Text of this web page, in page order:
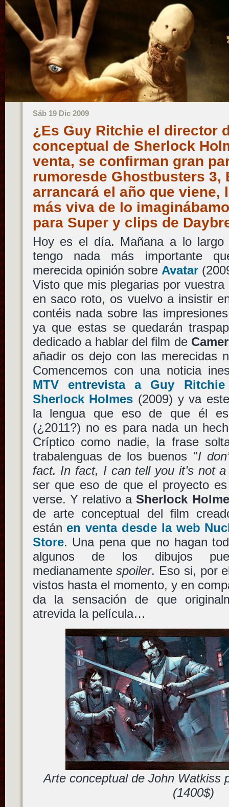
Sáb 19 Dic 2009
¿Es Guy Ritchie el director
conceptual de Sherlock
venta, se confirman gran
rumoresde Ghostbusters 3,
arrancará el año que viene,
más viva de lo
para Super y clips de
Hoy es el día. Mañana a lo
tengo nada más importante
merecida opinión sobre Avatar
Visto que mis plegarias por
en saco roto, os vuelvo a insistir
contéis nada sobre las
ya que estas se quedarán
dedicado a hablar del film de
añadir os dejo con las merecidas
Comencemos con una noticia
MTV entrevista a Guy Ritchie
Sherlock Holmes (2009) y va
la lengua que eso de que él
(¿2011?) no es para nada un
Críptico como nadie, la frase
trabalenguas de los buenos "I
fact. In fact, I can tell you it’s not
ser que eso de que el proyecto
verse. Y relativo aSherlock
de arte conceptual del film
están en venta desde la web
Store. Una pena que no hagan
algunos de los dibujos
medianamentespoiler. Eso si, por
vistos hasta el momento, y en
da la sensación de que
atrevida la película…
Arte conceptual de John Watkiss
(1400$)